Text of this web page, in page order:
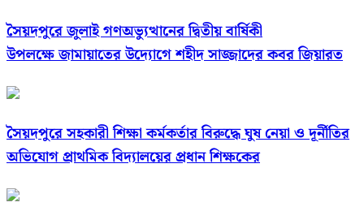
সৈয়দপুরে জুলাই গণঅভ্যুত্থানের দ্বিতীয় বার্ষিকী
উপলক্ষে জামায়াতের উদ্যোগে শহীদ সাজ্জাদের কবর জিয়ারত
সৈয়দপুরে সহকারী শিক্ষা কর্মকর্তার বিরুদ্ধে ঘুষ নেয়া ও দূর্নীতির
অভিযোগ প্রাথমিক বিদ্যালয়ের প্রধান শিক্ষকের